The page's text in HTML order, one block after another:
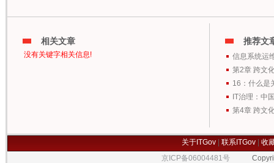
相关文章
没有关键字相关信息!
推荐文
信息系统运
第2章 跨文
16：什么是
IT治理：中
第4章 跨文
关于ITGov 联系ITGov
收
京ICP备06004481号